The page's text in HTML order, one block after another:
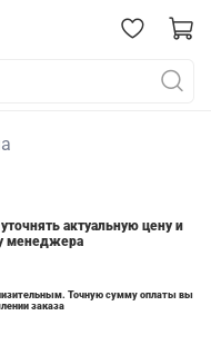
актуальную цену и
менеджера
Точную сумму оплаты вы
заказа